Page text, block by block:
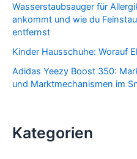
Wasserstaubsauger für
ankommt und wie du
entfernst
Kinder Hausschuhe: Worauf
Adidas Yeezy Boost 350:
und Marktmechanismen im
Kategorien